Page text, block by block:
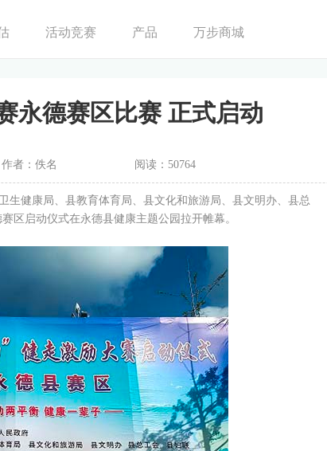
活动竞赛 产品 万步商城
永德赛区比赛 正式启动
作者：佚名 阅读：50764
健康局、县教育体育局、县文化和旅游局、县文明办、县总
区启动仪式在永德县健康主题公园拉开帷幕。